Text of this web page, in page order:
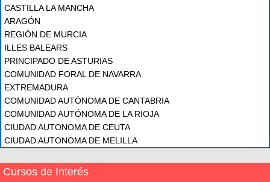
CASTILLA LA MANCHA
ARAGÓN
REGIÓN DE MURCIA
ILLES BALEARS
PRINCIPADO DE ASTURIAS
COMUNIDAD FORAL DE NAVARRA
EXTREMADURA
COMUNIDAD AUTÓNOMA DE CANTABRIA
COMUNIDAD AUTÓNOMA DE LA RIOJA
CIUDAD AUTONOMA DE CEUTA
CIUDAD AUTONOMA DE MELILLA
Cursos de Interés